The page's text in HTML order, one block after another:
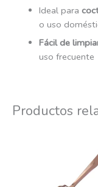
Ideal para
o uso
Fácil de
uso frecuente
Productos